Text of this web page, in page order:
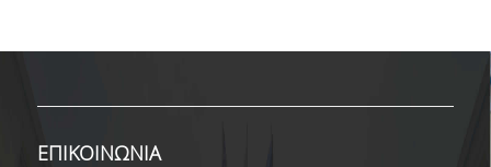
ΕΠΙΚΟΙΝΩΝΙΑ